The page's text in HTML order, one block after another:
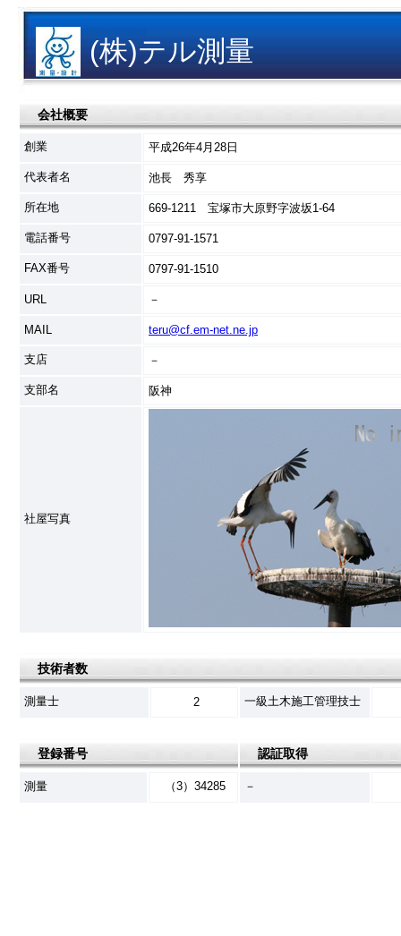
(株)テル測量
会社概要
創業 平成26年4月28日
代表者名 池長 秀享
所在地 669-1211 宝塚市大原野字波坂1-64
電話番号 0797-91-1571
FAX番号 0797-91-1510
URL －
MAIL teru@cf.em-net.ne.jp
支店 －
支部名 阪神
社屋写真
技術者数
測量士 2 一級土木施工管理技士
登録番号 認証取得
測量 （3）34285 －